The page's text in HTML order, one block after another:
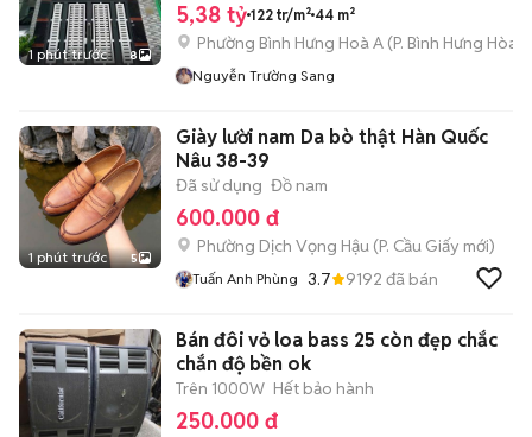
1 phút trước 8
5,38 tỷ 122 tr/m² 44 m²
Phường Bình Hưng Hoà A (P. Bình Hưng Hòa
Nguyễn Trường Sang
1 phút trước 5
Giày lười nam Da bò thật Hàn Quốc
Nâu 38-39
Đã sử dụng Đồ nam
600.000 đ
Phường Dịch Vọng Hậu (P. Cầu Giấy mới)
Tuấn Anh Phùng 3.7 9192 đã bán
Bán đôi vỏ loa bass 25 còn đẹp chắc
chắn độ bền ok
Trên 1000W Hết bảo hành
250.000 đ